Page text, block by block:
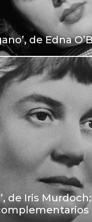
de Edna
de Iris Murdoch: